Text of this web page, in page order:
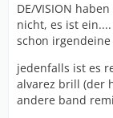
DE/VISION
nicht, es ist
schon
jedenfalls ist es
alvarez brill (der
andere band